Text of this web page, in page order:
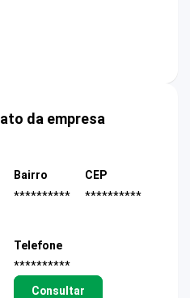
da empresa
Bairro
**********
CEP
**********
Telefone
**********
Consultar